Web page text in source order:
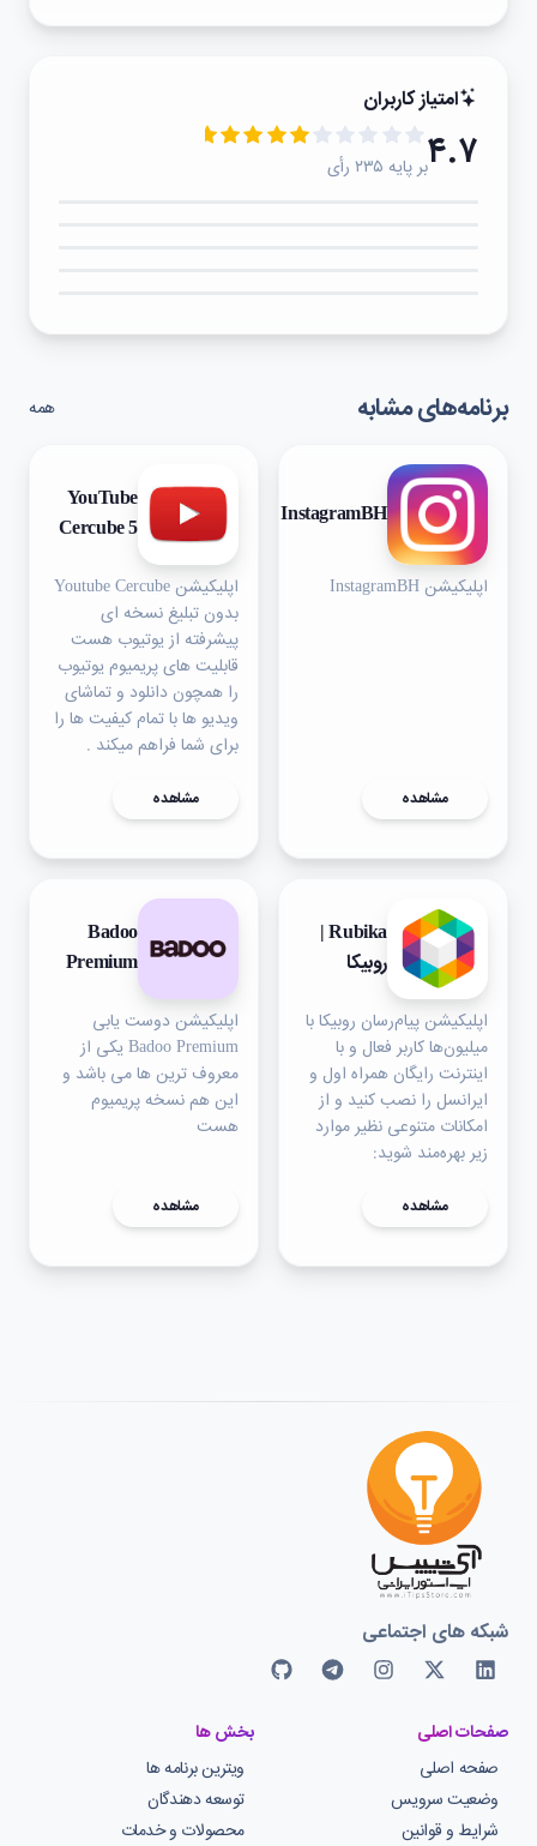
امتیاز کاربران
۴.۷بر پایه ۲۳۵ رأی
برنامه‌های مشابه همه
InstagramBH
اپلیکیشن InstagramBH
مشاهده
YouTube
Cercube 5
اپلیکیشن Youtube Cercube
بدون تبلیغ نسخه ای
پیشرفته از یوتیوب هست
قابلیت های پریمیوم یوتیوب
را همچون دانلود و تماشای
ویدیو ها با تمام کیفیت ها را
برای شما فراهم میکند .
مشاهده
Rubika |
روبیکا
اپلیکیشن پیام‌رسان روبیکا با
میلیون‌ها کاربر فعال و با
اینترنت رایگان همراه اول و
ایرانسل را نصب کنید و از
امکانات متنوعی نظیر موارد
زیر بهره‌مند شوید:
مشاهده
Badoo
Premium
اپلیکیشن دوست یابی
Badoo Premium یکی از
معروف ترین ها می باشد و
این هم نسخه پریمیوم
هست
مشاهده
شبکه های اجتماعی
صفحات اصلی
صفحه اصلی
وضعیت سرویس
شرایط و قوانین
بخش ها
ویترین برنامه ها
توسعه دهندگان
محصولات و خدمات